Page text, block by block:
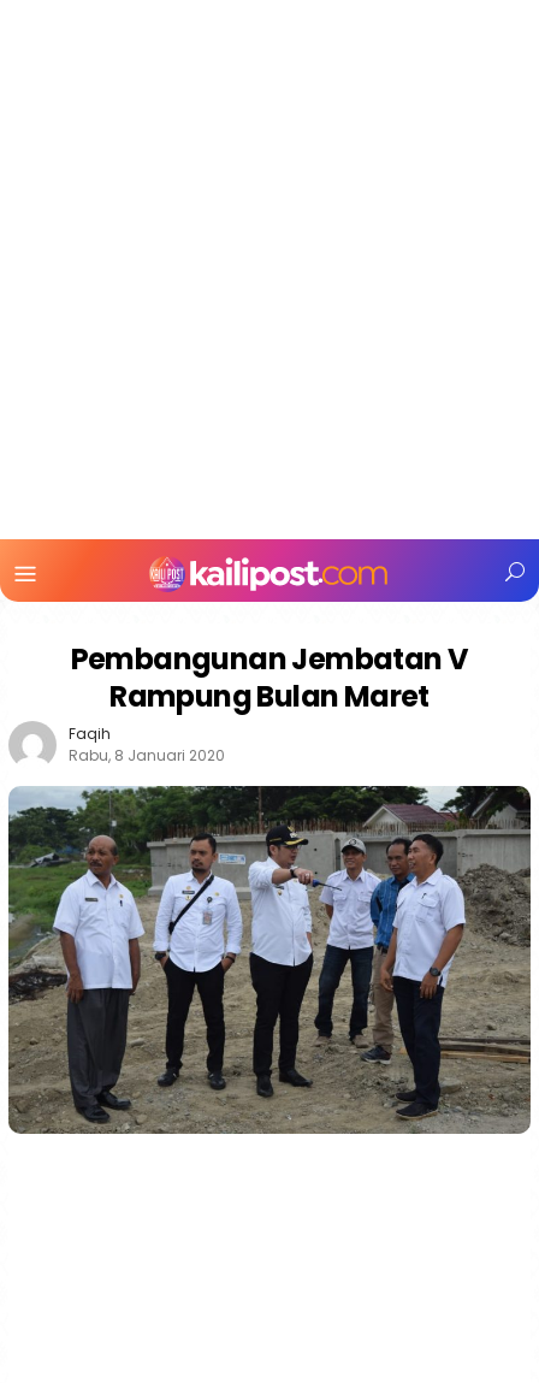
Mobile
Pembangunan Jembatan V
Rampung Bulan Maret
Faqih
Rabu, 8 Januari 2020